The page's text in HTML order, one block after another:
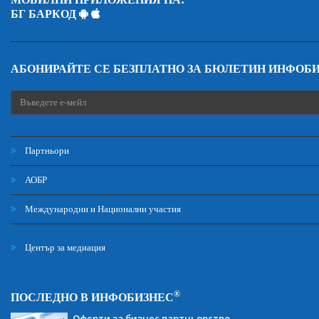
БГ БАРКОД
АБОНИРАЙТЕ СЕ БЕЗПЛАТНО ЗА БЮЛЕТИН
Партньори
АОБР
Международни и Национални участия
Център за медиация
ПОСЛЕДНО В ИНФОБИЗНЕС®